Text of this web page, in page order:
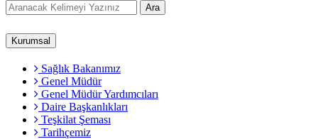
Ara
Kurumsal
Sağlık Bakanımız
Genel Müdür
Genel Müdür Yardımcıları
Daire Başkanlıkları
Teşkilat Şeması
Tarihçemiz